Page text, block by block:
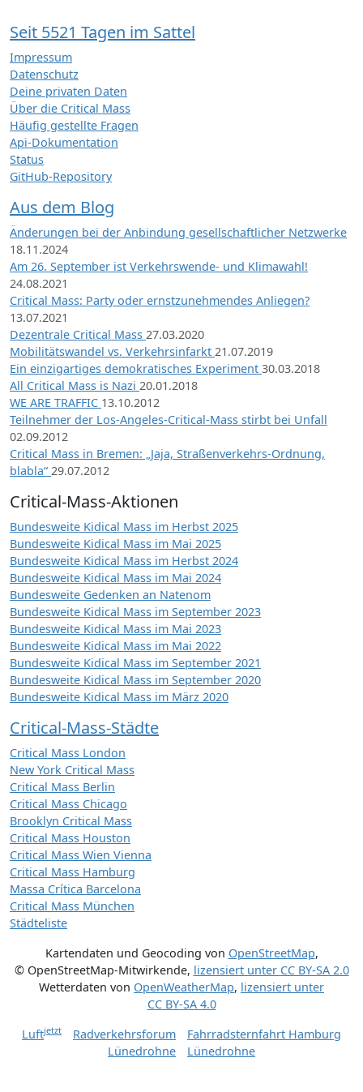
Seit 5521 Tagen im Sattel
Impressum
Datenschutz
Deine privaten Daten
Über die Critical Mass
Häufig gestellte Fragen
Api-Dokumentation
Status
GitHub-Repository
Aus dem Blog
Änderungen bei der Anbindung gesellschaftlicher Netzwerke
18.11.2024
Am 26. September ist Verkehrswende- und Klimawahl!
24.08.2021
Critical Mass: Party oder ernstzunehmendes Anliegen?
13.07.2021
Dezentrale Critical Mass 27.03.2020
Mobilitätswandel vs. Verkehrsinfarkt 21.07.2019
Ein einzigartiges demokratisches Experiment 30.03.2018
All Critical Mass is Nazi 20.01.2018
WE ARE TRAFFIC 13.10.2012
Teilnehmer der Los-Angeles-Critical-Mass stirbt bei Unfall
02.09.2012
Critical Mass in Bremen: „Jaja, Straßenverkehrs-Ordnung,
blabla“ 29.07.2012
Critical-Mass-Aktionen
Bundesweite Kidical Mass im Herbst 2025
Bundesweite Kidical Mass im Mai 2025
Bundesweite Kidical Mass im Herbst 2024
Bundesweite Kidical Mass im Mai 2024
Bundesweite Gedenken an Natenom
Bundesweite Kidical Mass im September 2023
Bundesweite Kidical Mass im Mai 2023
Bundesweite Kidical Mass im Mai 2022
Bundesweite Kidical Mass im September 2021
Bundesweite Kidical Mass im September 2020
Bundesweite Kidical Mass im März 2020
Critical-Mass-Städte
Critical Mass London
New York Critical Mass
Critical Mass Berlin
Critical Mass Chicago
Brooklyn Critical Mass
Critical Mass Houston
Critical Mass Wien Vienna
Critical Mass Hamburg
Massa Crítica Barcelona
Critical Mass München
Städteliste
Kartendaten und Geocoding von OpenStreetMap,
© OpenStreetMap-Mitwirkende, lizensiert unter CC BY-SA 2.0
Wetterdaten von OpenWeatherMap, lizensiert unter
CC BY-SA 4.0
Luftjetzt Radverkehrsforum
Fahrradsternfahrt Hamburg
Lünedrohne
Lünedrohne